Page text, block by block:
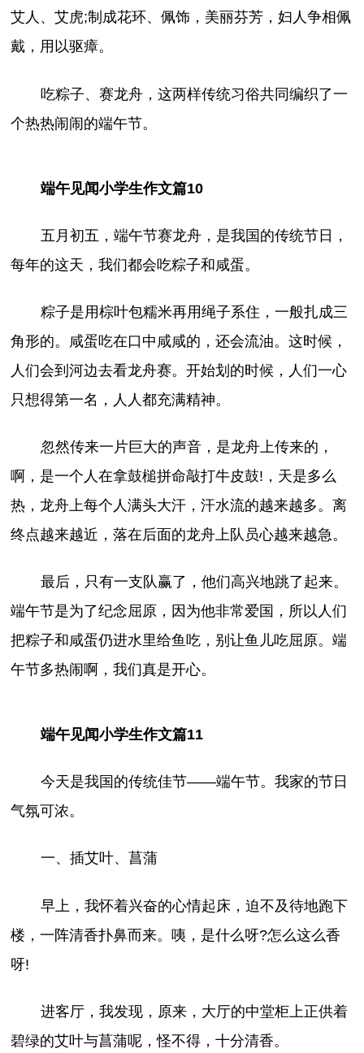
艾人、艾虎;制成花环、佩饰，美丽芬芳，妇人争相佩
戴，用以驱瘴。
吃粽子、赛龙舟，这两样传统习俗共同编织了一
个热热闹闹的端午节。
端午见闻小学生作文篇10
五月初五，端午节赛龙舟，是我国的传统节日，
每年的这天，我们都会吃粽子和咸蛋。
粽子是用棕叶包糯米再用绳子系住，一般扎成三
角形的。咸蛋吃在口中咸咸的，还会流油。这时候，
人们会到河边去看龙舟赛。开始划的时候，人们一心
只想得第一名，人人都充满精神。
忽然传来一片巨大的声音，是龙舟上传来的，
啊，是一个人在拿鼓槌拼命敲打牛皮鼓!，天是多么
热，龙舟上每个人满头大汗，汗水流的越来越多。离
终点越来越近，落在后面的龙舟上队员心越来越急。
最后，只有一支队赢了，他们高兴地跳了起来。
端午节是为了纪念屈原，因为他非常爱国，所以人们
把粽子和咸蛋仍进水里给鱼吃，别让鱼儿吃屈原。端
午节多热闹啊，我们真是开心。
端午见闻小学生作文篇11
今天是我国的传统佳节——端午节。我家的节日
气氛可浓。
一、插艾叶、菖蒲
早上，我怀着兴奋的心情起床，迫不及待地跑下
楼，一阵清香扑鼻而来。咦，是什么呀?怎么这么香
呀!
进客厅，我发现，原来，大厅的中堂柜上正供着
碧绿的艾叶与菖蒲呢，怪不得，十分清香。